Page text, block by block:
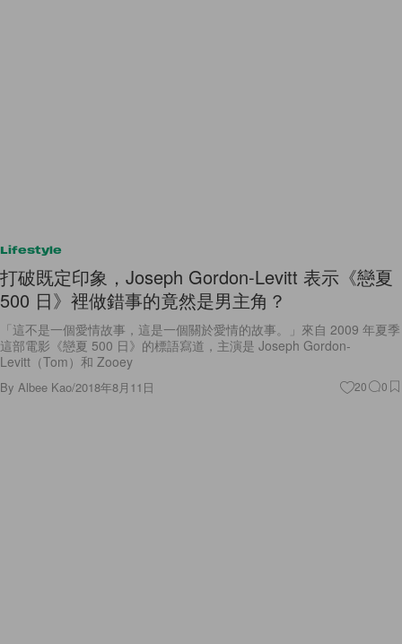
Lifestyle
打破既定印象，Joseph Gordon-Levitt 表示《戀夏
500 日》裡做錯事的竟然是男主角？
「這不是一個愛情故事，這是一個關於愛情的故事。」來自 2009 年夏季
這部電影《戀夏 500 日》的標語寫道，主演是 Joseph Gordon-
Levitt（Tom）和 Zooey
By Albee Kao/2018年8月11日 20 0